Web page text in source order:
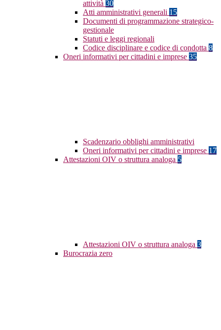
attività 30
Atti amministrativi generali 15
Documenti di programmazione strategico-
gestionale
Statuti e leggi regionali
Codice disciplinare e codice di condotta 8
Oneri informativi per cittadini e imprese 35
Scadenzario obblighi amministrativi
Oneri informativi per cittadini e imprese 17
Attestazioni OIV o struttura analoga 5
Attestazioni OIV o struttura analoga 3
Burocrazia zero